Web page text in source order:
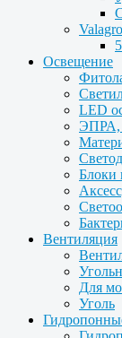
Valagro
Освещение
LED
Блоки
Вентиляция
Для
Уголь